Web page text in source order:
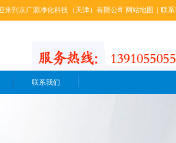
到京广源净化科技（天津）有限公司！本公司的机制
网站地图 联系
联系我们